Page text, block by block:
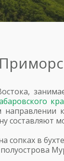
составляют
в